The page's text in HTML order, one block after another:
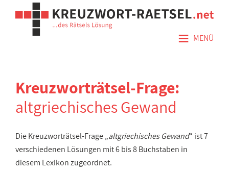
≡ MENÜ
Kreuzworträtsel-Frage:
altgriechisches Gewand
Die Kreuzworträtsel-Frage „altgriechisches Gewand“ ist 7
verschiedenen Lösungen mit 6 bis 8 Buchstaben in
diesem Lexikon zugeordnet.